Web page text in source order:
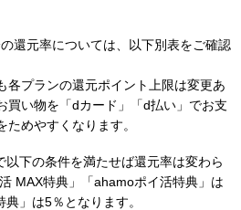
還元率については、以下別表をご確認
各プランの還元ポイント上限は変更あ
買い物を「dカード」「d払い」でお支
めやすくなります。
以下の条件を満たせば還元率は変わら
MAX特典」「ahamoポイ活特典」は
」は5％となります。